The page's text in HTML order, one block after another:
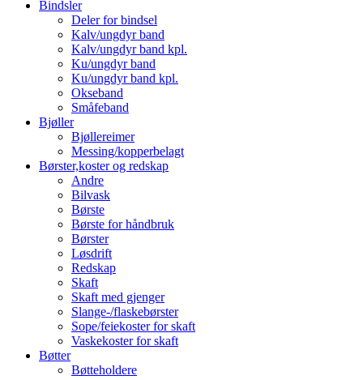
Bindsler
Deler for bindsel
Kalv/ungdyr band
Kalv/ungdyr band kpl.
Ku/ungdyr band
Ku/ungdyr band kpl.
Okseband
Småfeband
Bjøller
Bjøllereimer
Messing/kopperbelagt
Børster,koster og redskap
Andre
Bilvask
Børste
Børste for håndbruk
Børster
Løsdrift
Redskap
Skaft
Skaft med gjenger
Slange-/flaskebørster
Sope/feiekoster for skaft
Vaskekoster for skaft
Bøtter
Bøtteholdere